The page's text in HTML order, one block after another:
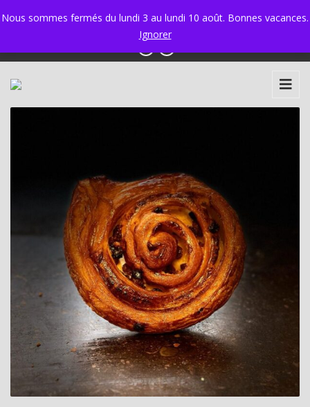
Nous sommes fermés du lundi 3 au lundi 10 août. Bonnes vacances.
Ignorer
Ixelles 02 534 34 97 - Ganshoren 02 425 58 30
|
info@boulangerie-marie.be
Brillat savarin - Entier
18,50€ + AJOUTER